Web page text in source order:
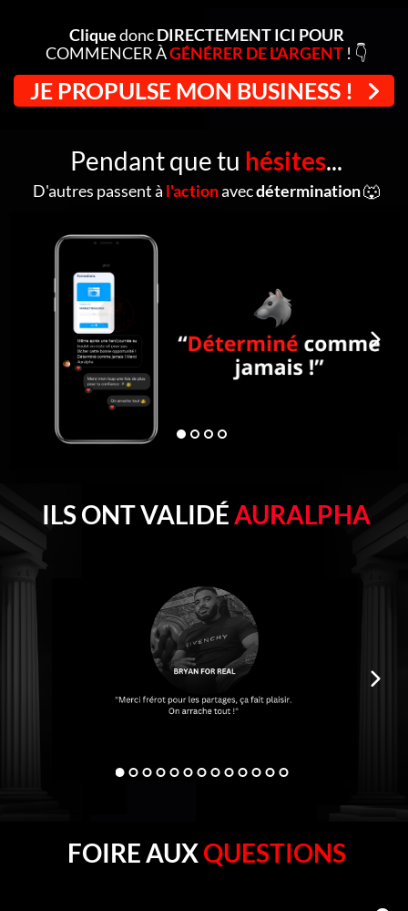
CliquedoncDIRECTEMENT ICI POUR
COMMENCER ÀGÉNÉRER DE L'ARGENT ! 👇
JE PROPULSE MON BUSINESS !
Pendant que tu hésites...
D'autres passent à l'actionavecdétermination🐺
ILS ONT VALIDÉAURALPHA
FOIRE AUXQUESTIONS